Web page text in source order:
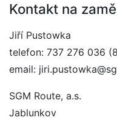
Kontakt na
Jiří Pustowka
telefon: 737 276 036
email:
SGM Route, a.s.
Jablunkov